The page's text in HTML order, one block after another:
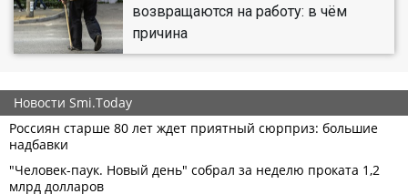
возвращаются на работу: в чём
причина